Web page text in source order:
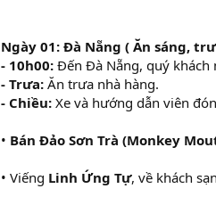
Ngày 01: Đà Nẵng ( Ăn sáng,
- 10h00: Đến Đà Nẵng, quý khách
- Trưa: Ăn trưa nhà hàng.
- Chiều: Xe và hướng dẫn viên
• Bán Đảo Sơn Trà (Monkey
• Viếng Linh Ứng Tự, về khách